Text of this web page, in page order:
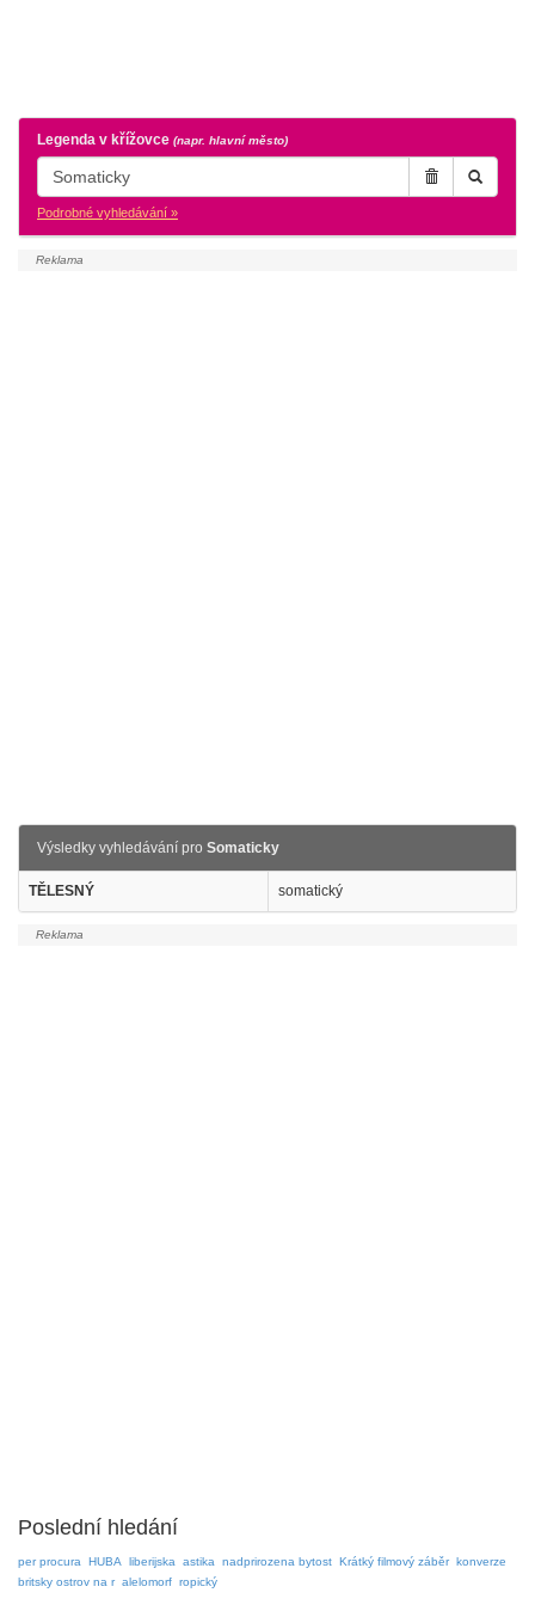
Legenda v křížovce (napr. hlavní město)
Podrobné vyhledávání »
Výsledky vyhledávání pro Somaticky
TĚLESNÝ somatický
Poslední hledání
per procura HUBA liberijska astika nadprirozena bytost Krátký filmový záběr konverze
britsky ostrov na r alelomorf ropický